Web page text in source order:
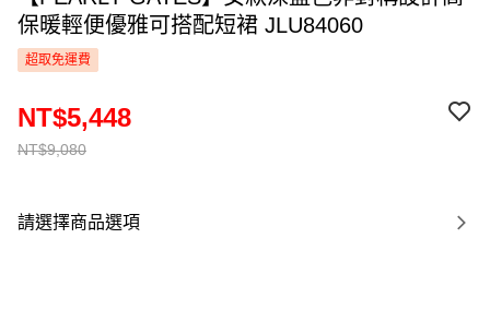
保暖輕便優雅可搭配短裙 JLU84060
超取免運費
NT$9,080
NT$5,448
請選擇商品選項